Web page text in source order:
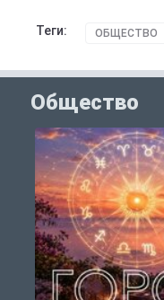
Теги: ОБЩЕСТВО
Общество